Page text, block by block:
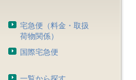
宅急便（料金・取扱
荷物関係）
国際宅急便